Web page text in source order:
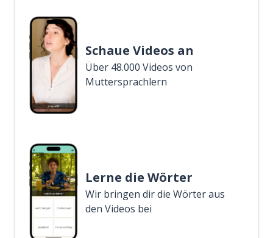
Schaue Videos an
Über 48.000 Videos von
Muttersprachlern
Lerne die Wörter
Wir bringen dir die Wörter aus
den Videos bei